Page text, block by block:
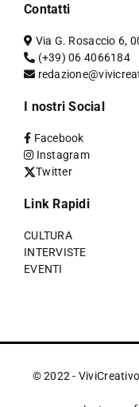
Contatti
Via G. Rosaccio 6,
(+39) 06 4066184
I nostri Social
Facebook
Instagram
Twitter
Link Rapidi
CULTURA
INTERVISTE
EVENTI
© 2022 -